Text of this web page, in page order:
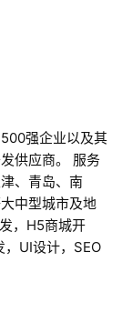
强企业以及其
供应商。 服务
、青岛、南
中型城市及地
，H5商城开
UI设计，SEO